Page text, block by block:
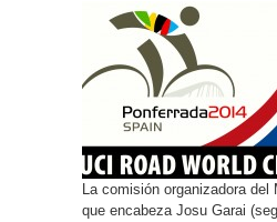
La comisión organizadora del
que encabeza Josu Garai